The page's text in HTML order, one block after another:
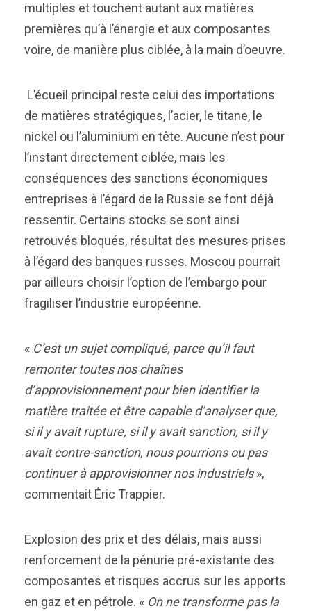
multiples et touchent autant aux matières
premières qu’à l’énergie et aux composantes
voire, de manière plus ciblée, à la main d’oeuvre.
L’écueil principal reste celui des importations
de matières stratégiques, l’acier, le titane, le
nickel ou l’aluminium en tête. Aucune n’est pour
l’instant directement ciblée, mais les
conséquences des sanctions économiques
entreprises à l’égard de la Russie se font déjà
ressentir. Certains stocks se sont ainsi
retrouvés bloqués, résultat des mesures prises
à l’égard des banques russes. Moscou pourrait
par ailleurs choisir l’option de l’embargo pour
fragiliser l’industrie européenne.
« C’est un sujet compliqué, parce qu’il faut
remonter toutes nos chaînes
d’approvisionnement pour bien identifier la
matière traitée et être capable d’analyser que,
si il y avait rupture, si il y avait sanction, si il y
avait contre-sanction, nous pourrions ou pas
continuer à approvisionner nos industriels»,
commentait Éric Trappier.
Explosion des prix et des délais, mais aussi
renforcement de la pénurie pré-existante des
composantes et risques accrus sur les apports
en gaz et en pétrole. « On ne transforme pas la